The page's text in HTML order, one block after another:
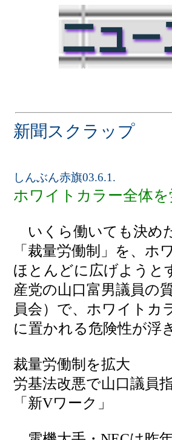
新聞スクラップ
しんぶん赤旗03.6.1.
ホワイトカラー全体
いくら働いても決め
「裁量労働制」を、ホ
ほとんどに広げようと
産党の山口富男議員の
員会）で、ホワイトカ
に置かれる危険性が浮
裁量労働制を拡大
労基法改悪で山口議員
「新Vワーク」